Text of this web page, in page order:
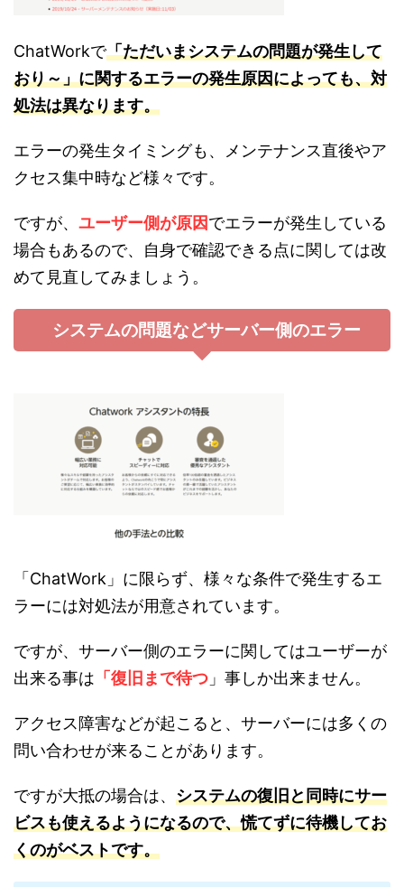
ChatWorkで「ただいまシステムの問題が発生して
おり～」に関するエラーの発生原因によっても、対
処法は異なります。
エラーの発生タイミングも、メンテナンス直後やア
クセス集中時など様々です。
ですが、 ユーザー側が原因でエラーが発生している
場合もあるので、自身で確認できる点に関しては改
めて見直してみましょう。
システムの問題などサーバー側のエラー
「ChatWork」に限らず、様々な条件で発生するエ
ラーには対処法が用意されています。
ですが、サーバー側のエラーに関してはユーザーが
出来る事は 「復旧まで待つ 」事しか出来ません。
アクセス障害などが起こると、サーバーには多くの
問い合わせが来ることがあります。
ですが大抵の場合は、 システムの復旧と同時にサー
ビスも使えるようになるので、慌てずに待機してお
くのがベストです。